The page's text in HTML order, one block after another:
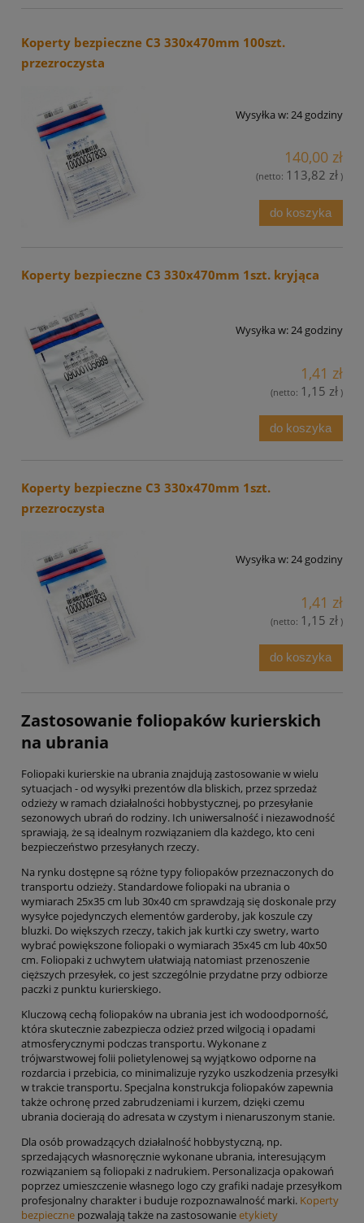
Koperty bezpieczne C3 330x470mm 100szt.
przezroczysta
Wysyłka w:24 godziny
140,00 zł
(netto: 113,82 zł )
do koszyka
Koperty bezpieczne C3 330x470mm 1szt. kryjąca
Wysyłka w:24 godziny
1,41 zł
(netto: 1,15 zł )
do koszyka
Koperty bezpieczne C3 330x470mm 1szt.
przezroczysta
Wysyłka w:24 godziny
1,41 zł
(netto: 1,15 zł )
do koszyka
Zastosowanie foliopaków kurierskich
na ubrania
Foliopaki kurierskie na ubrania znajdują zastosowanie w wielu
sytuacjach - od wysyłki prezentów dla bliskich, przez sprzedaż
odzieży w ramach działalności hobbystycznej, po przesyłanie
sezonowych ubrań do rodziny. Ich uniwersalność i niezawodność
sprawiają, że są idealnym rozwiązaniem dla każdego, kto ceni
bezpieczeństwo przesyłanych rzeczy.
Na rynku dostępne są różne typy foliopaków przeznaczonych do
transportu odzieży. Standardowe foliopaki na ubrania o
wymiarach 25x35 cm lub 30x40 cm sprawdzają się doskonale przy
wysyłce pojedynczych elementów garderoby, jak koszule czy
bluzki. Do większych rzeczy, takich jak kurtki czy swetry, warto
wybrać powiększone foliopaki o wymiarach 35x45 cm lub 40x50
cm. Foliopaki z uchwytem ułatwiają natomiast przenoszenie
cięższych przesyłek, co jest szczególnie przydatne przy odbiorze
paczki z punktu kurierskiego.
Kluczową cechą foliopaków na ubrania jest ich wodoodporność,
która skutecznie zabezpiecza odzież przed wilgocią i opadami
atmosferycznymi podczas transportu. Wykonane z
trójwarstwowej folii polietylenowej są wyjątkowo odporne na
rozdarcia i przebicia, co minimalizuje ryzyko uszkodzenia przesyłki
w trakcie transportu. Specjalna konstrukcja foliopaków zapewnia
także ochronę przed zabrudzeniami i kurzem, dzięki czemu
ubrania docierają do adresata w czystym i nienaruszonym stanie.
Dla osób prowadzących działalność hobbystyczną, np.
sprzedających własnoręcznie wykonane ubrania, interesującym
rozwiązaniem są foliopaki z nadrukiem. Personalizacja opakowań
poprzez umieszczenie własnego logo czy grafiki nadaje przesyłkom
profesjonalny charakter i buduje rozpoznawalność marki. Koperty
bezpieczne pozwalają także na zastosowanieetykiety